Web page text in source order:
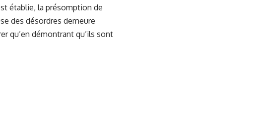
établie, la présomption de
des désordres demeure
qu’en démontrant qu’ils sont